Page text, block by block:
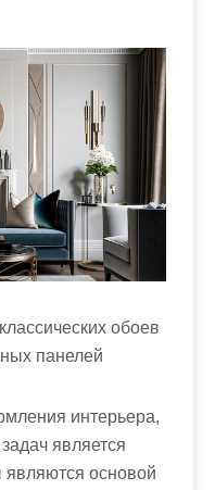
обоев
панелей
интерьера,
является
основой